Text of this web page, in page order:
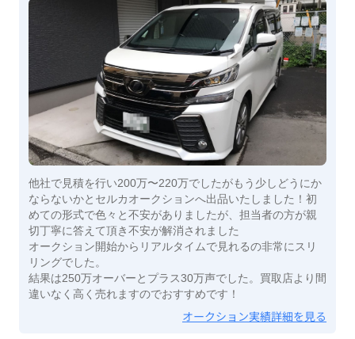
他社で見積を行い200万〜220万でしたがもう少しどうにか
ならないかとセルカオークションへ出品いたしました！初
めての形式で色々と不安がありましたが、担当者の方が親
切丁寧に答えて頂き不安が解消されました
オークション開始からリアルタイムで見れるの非常にスリ
リングでした。
結果は250万オーバーとプラス30万声でした。買取店より間
違いなく高く売れますのでおすすめです！
オークション実績詳細を見る